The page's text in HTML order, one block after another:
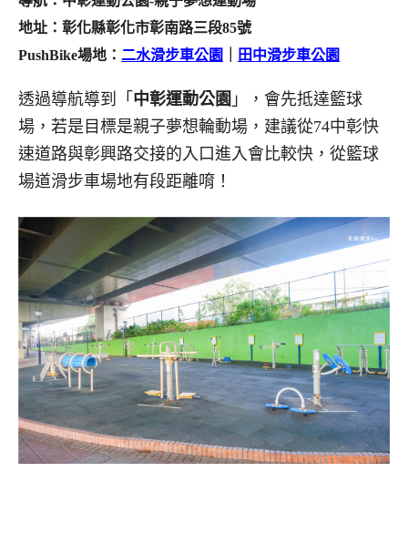
地址： 彰化縣彰化市彰南路三段85號
PushBike場地： 二水滑步車公園 田中滑步車公園
透過導航導到「 中彰運動公園 」，會先抵達籃球
場，若是目標是親子夢想輪動場，建議從74中彰快
速道路與彰興路交接的入口進入會比較快，從籃球
場道滑步車場地有段距離唷！